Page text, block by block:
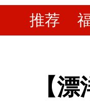
推荐
【